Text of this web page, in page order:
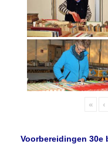
« ‹
Voorbereidingen 30e